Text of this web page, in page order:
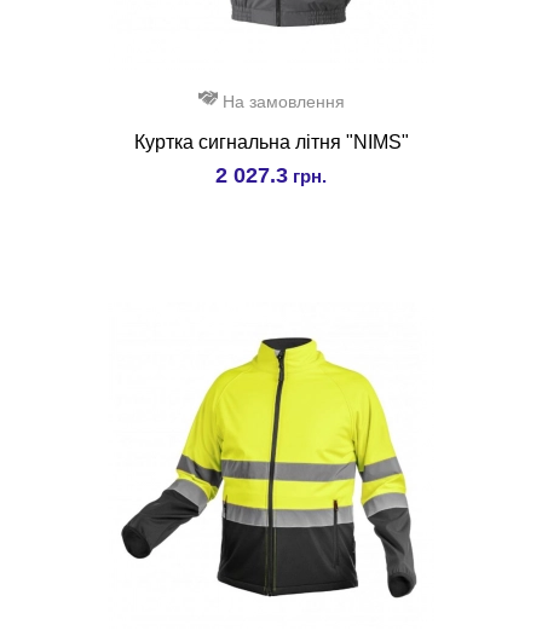
На замовлення
Куртка сигнальна літня "NIMS"
2 027.3 грн.